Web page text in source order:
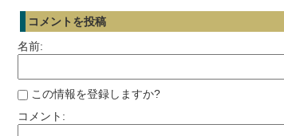
コメントを投稿
名前:
この情報を登録しますか?
コメント: